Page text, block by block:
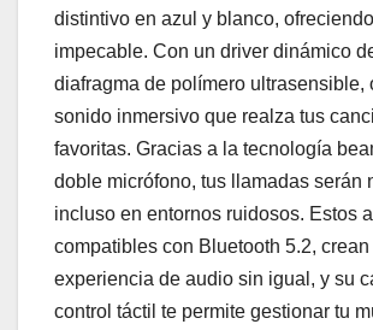
distintivo en azul y blanco,
impecable. Con un driver dinámico
diafragma de polímero ultrasensible,
sonido inmersivo que realza tus
favoritas. Gracias a la tecnología
doble micrófono, tus llamadas serán
incluso en entornos ruidosos. Estos
compatibles con Bluetooth 5.2, crean
experiencia de audio sin igual, y su
control táctil te permite gestionar tu